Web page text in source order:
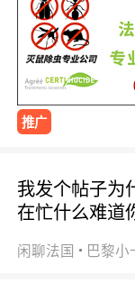
推广
我发个帖子为
在忙什么难道
闲聊法国